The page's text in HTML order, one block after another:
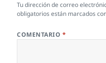
Tu dirección de correo
obligatorios están marcados
COMENTARIO *